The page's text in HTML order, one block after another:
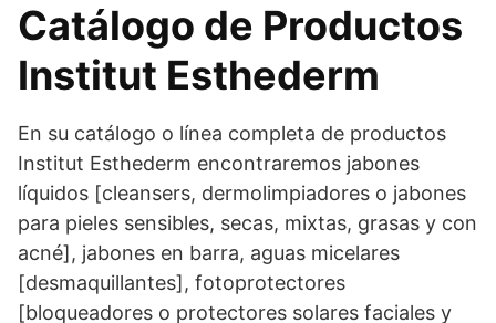
Catálogo de Productos
Institut Esthederm
En su catálogo o línea completa de productos
Institut Esthederm encontraremos jabones
líquidos [cleansers, dermolimpiadores o jabones
para pieles sensibles, secas, mixtas, grasas y con
acné], jabones en barra, aguas micelares
[desmaquillantes], fotoprotectores
[bloqueadores o protectores solares faciales y